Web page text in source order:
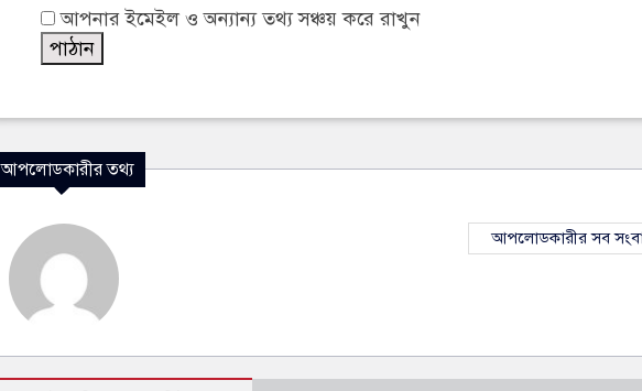
আপনার ইমেইল ও অন্যান্য তথ্য সঞ্চয় করে রাখুন
আপলোডকারীর তথ্য
আপলোডকারীর সব